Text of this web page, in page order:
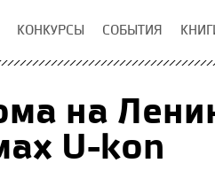
КОНКУРСЫ СОБЫТИЯ
на
U-kon